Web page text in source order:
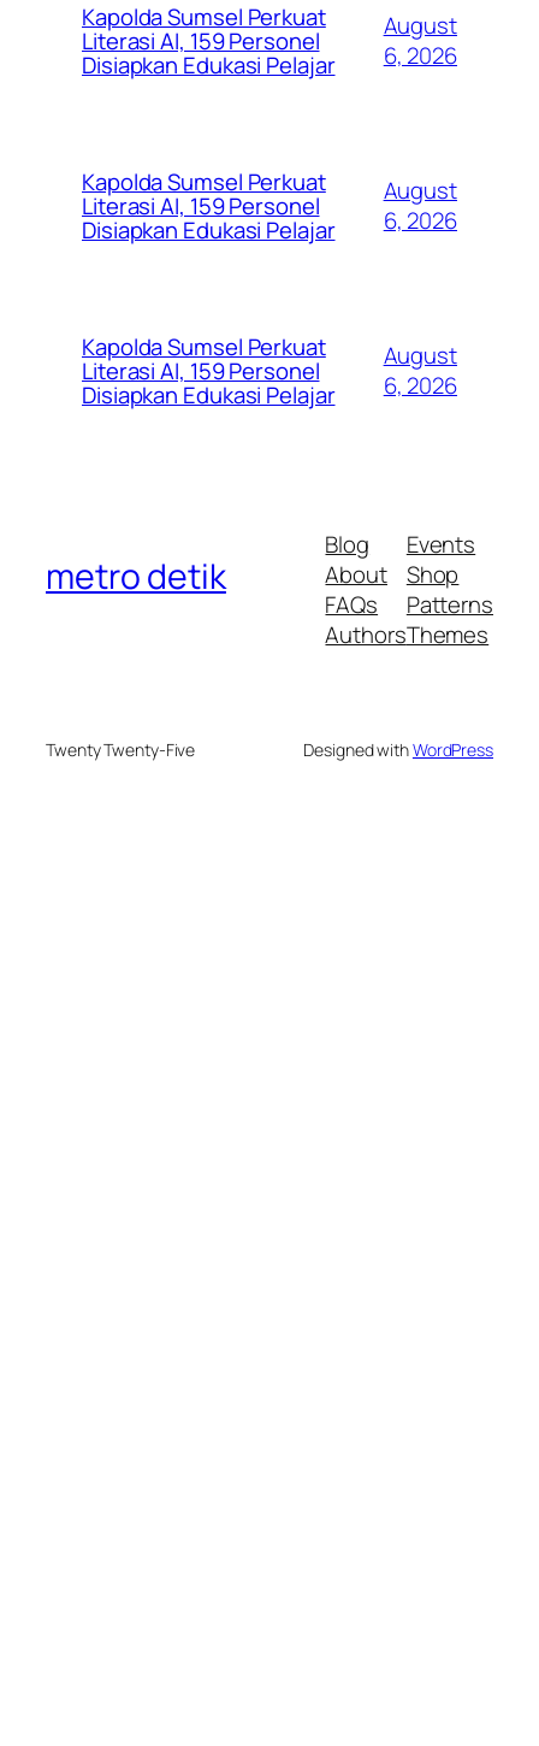
Kapolda Sumsel Perkuat
Literasi AI, 159 Personel
Disiapkan Edukasi Pelajar
August
6, 2026
Kapolda Sumsel Perkuat
Literasi AI, 159 Personel
Disiapkan Edukasi Pelajar
August
6, 2026
Kapolda Sumsel Perkuat
Literasi AI, 159 Personel
Disiapkan Edukasi Pelajar
August
6, 2026
metro detik
Blog
About
FAQs
Authors
Events
Shop
Patterns
Themes
Twenty Twenty-Five Designed withWordPress